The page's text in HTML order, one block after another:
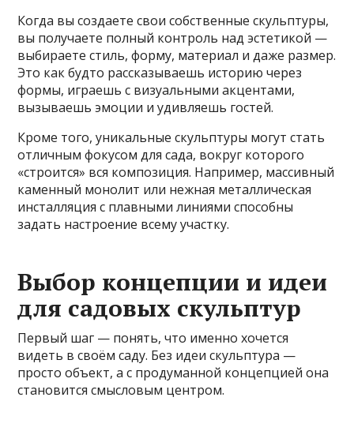
Когда вы создаете свои собственные скульптуры,
вы получаете полный контроль над эстетикой —
выбираете стиль, форму, материал и даже размер.
Это как будто рассказываешь историю через
формы, играешь с визуальными акцентами,
вызываешь эмоции и удивляешь гостей.
Кроме того, уникальные скульптуры могут стать
отличным фокусом для сада, вокруг которого
«строится» вся композиция. Например, массивный
каменный монолит или нежная металлическая
инсталляция с плавными линиями способны
задать настроение всему участку.
Выбор концепции и идеи
для садовых скульптур
Первый шаг — понять, что именно хочется
видеть в своём саду. Без идеи скульптура —
просто объект, а с продуманной концепцией она
становится смысловым центром.